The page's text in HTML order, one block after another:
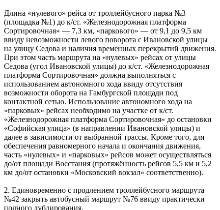
Длина «нулевого» рейса от троллейбусного парка №3
(площадка №1) до к/ст. «Железнодорожная платформа
Сортировочная» — 7,3 км, «паркового» — от 9,1 до 9,5 км
ввиду невозможности левого поворота с Ивановской улицы
на улицу Седова и наличия временных перекрытий движения.
При этом часть маршрута на «нулевых» рейсах от улицы
Седова (угол Ивановской улицы) до к/ст. «Железнодорожная
платформа Сортировочная» должна выполняться с
использованием автономного хода ввиду отсутствия
возможности оборота на Гамбургской площади под
контактной сетью. Использование автономного хода на
«парковых» рейсах необходимо на участке от к/ст.
«Железнодорожная платформа Сортировочная» до остановки
«Софийская улица» (в направлении Ивановской улицы) и
далее в зависимости от выбранной трассы. Кроме того, для
обеспечения равномерного начала и окончания движения,
часть «нулевых» и «парковых» рейсов может осуществляться
до/от площади Восстания (протяжённость рейсов 5,5 км и 5,2
км до/от остановки «Московский вокзал» соответственно).
2. Единовременно с продлением троллейбусного маршрута
№42 закрыть автобусный маршрут №76 ввиду практически
полного дублирования.